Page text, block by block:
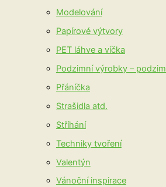
Modelování
Papírové výtvory
PET láhve a víčka
Podzimní výrobky – podzim
Přáníčka
Strašidla atd.
Stříhání
Techniky tvoření
Valentýn
Vánoční inspirace